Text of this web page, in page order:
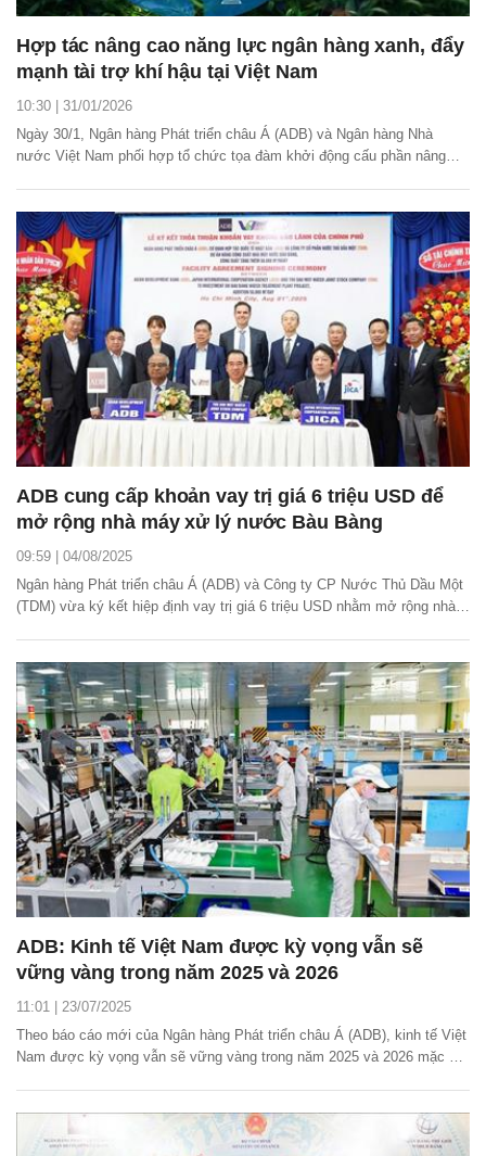
Hợp tác nâng cao năng lực ngân hàng xanh, đẩy
mạnh tài trợ khí hậu tại Việt Nam
10:30 | 31/01/2026
Ngày 30/1, Ngân hàng Phát triển châu Á (ADB) và Ngân hàng Nhà
nước Việt Nam phối hợp tổ chức tọa đàm khởi động cấu phần nâng
ADB cung cấp khoản vay trị giá 6 triệu USD để
mở rộng nhà máy xử lý nước Bàu Bàng
09:59 | 04/08/2025
Ngân hàng Phát triển châu Á (ADB) và Công ty CP Nước Thủ Dầu Một
(TDM) vừa ký kết hiệp định vay trị giá 6 triệu USD nhằm mở rộng nhà
ADB: Kinh tế Việt Nam được kỳ vọng vẫn sẽ
vững vàng trong năm 2025 và 2026
11:01 | 23/07/2025
Theo báo cáo mới của Ngân hàng Phát triển châu Á (ADB), kinh tế Việt
Nam được kỳ vọng vẫn sẽ vững vàng trong năm 2025 và 2026 mặc dù